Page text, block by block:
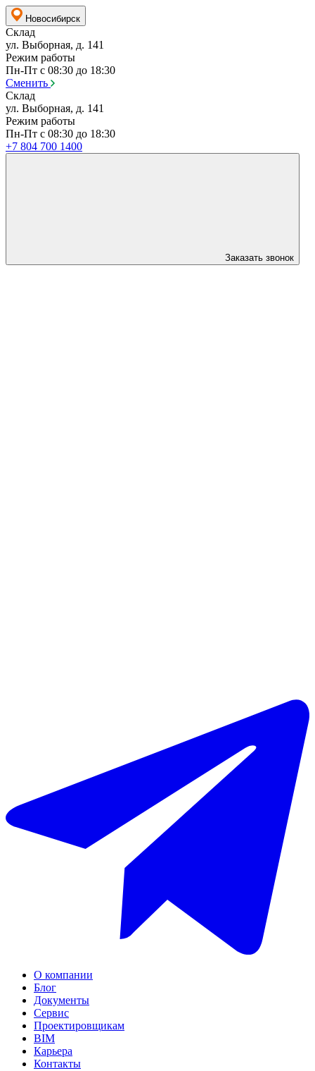
Новосибирск
Склад
ул. Выборная, д. 141
Режим работы
Пн-Пт с 08:30 до 18:30
Сменить
Склад
ул. Выборная, д. 141
Режим работы
Пн-Пт с 08:30 до 18:30
+7 804 700 1400
Заказать звонок
О компании
Блог
Документы
Сервис
Проектировщикам
BIM
Карьера
Контакты